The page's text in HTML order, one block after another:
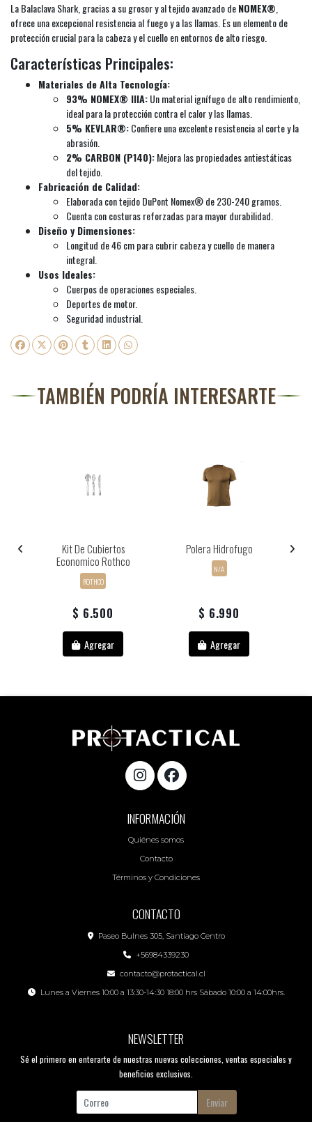
La Balaclava Shark, gracias a su grosor y al tejido avanzado deNOMEX®,
ofrece una excepcional resistencia al fuego y a las llamas. Es un elemento de
protección crucial para la cabeza y el cuello en entornos de alto riesgo.
Características Principales:
Materiales de Alta Tecnología:
93% NOMEX® IIIA:Un material ignífugo de alto rendimiento,
ideal para la protección contra el calor y las llamas.
5% KEVLAR®:Confiere una excelente resistencia al corte y la
abrasión.
2% CARBON (P140):Mejora las propiedades antiestáticas
del tejido.
Fabricación de Calidad:
Elaborada con tejido DuPont Nomex® de 230-240 gramos.
Cuenta con costuras reforzadas para mayor durabilidad.
Diseño y Dimensiones:
Longitud de 46 cm para cubrir cabeza y cuello de manera
integral.
Usos Ideales:
Cuerpos de operaciones especiales.
Deportes de motor.
Seguridad industrial.
TAMBIÉN PODRÍA INTERESARTE
Kit De Cubiertos
Economico Rothco
ROTHCO
$ 6.500
Agregar
Polera Hidrofugo
N/A
$ 6.990
Agregar
INFORMACIÓN
Quiénes somos
Contacto
Términos y Condiciones
CONTACTO
Paseo Bulnes 305, Santiago Centro
+56984339230
contacto@protactical.cl
Lunes a Viernes 10:00 a 13:30-14:30 18:00 hrs Sábado 10:00 a 14:00hrs.
NEWSLETTER
Sé el primero en enterarte de nuestras nuevas colecciones, ventas especiales y
beneficios exclusivos.
Enviar